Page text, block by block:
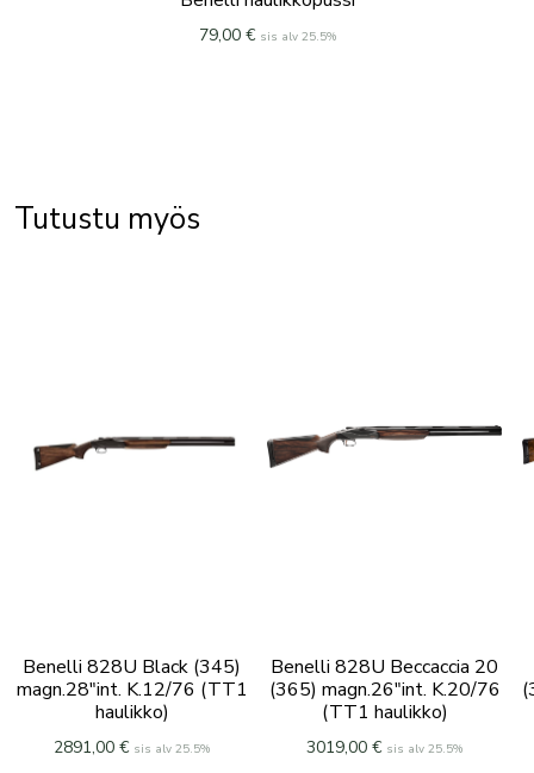
79,00 € sis alv 25.5%
Tutustu myös
Benelli 828U Black (345)
magn.28″int. K.12/76 (TT1
haulikko)
2891,00 € sis alv 25.5%
Benelli 828U Beccaccia 20
(365) magn.26″int. K.20/76
(TT1 haulikko)
3019,00 € sis alv 25.5%